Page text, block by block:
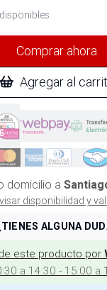
Comprar ahora
Agregar al
domicilio a
disponibilidad y
ALGUNA
este producto por
a 14:30 - 15:00 a